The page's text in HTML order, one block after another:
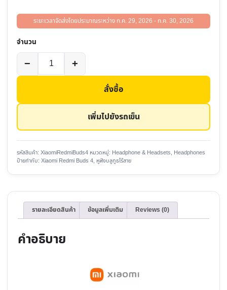
สั่งซื้อ
ระยะเวลาจัดส่งโดยประมาณระหว่าง ก.ค. 29, 2026 - ก.ค. 30, 2026
จำนวน
−
จำนวน
หู
บลูทูธ
สาย
Xiaomi
Redmi
Buds
4
ชิ้น
+
เพิ่มไปยังรถเข็น
รหัสสินค้า: XiaomiRedmiBuds4 หมวดหมู่: Headphone & Headsets, Headphones
ป้ายกำกับ: Xiaomi Redmi Buds 4, หูฟังบลูทูธไร้สาย
รายละเอียดสินค้า ข้อมูลเพิ่มเติม Reviews (0)
คำอธิบาย